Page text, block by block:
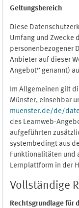
Geltungsbereich
Diese
Umfang und Zwecke
personenbezogener
Anbieter auf dieser
Angebot” genannt)
Im Allgemeinen gilt
Münster, einsehbar
muenster.de/de/
des Learnweb-
aufgeführten
systembedingt aus
Funktionalitäten und
Lernplattform in der
Vollständige
Rechtsgrundlage für